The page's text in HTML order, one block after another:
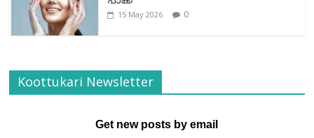
15 May 2026 0
Koottukari Newsletter
Get new posts by email